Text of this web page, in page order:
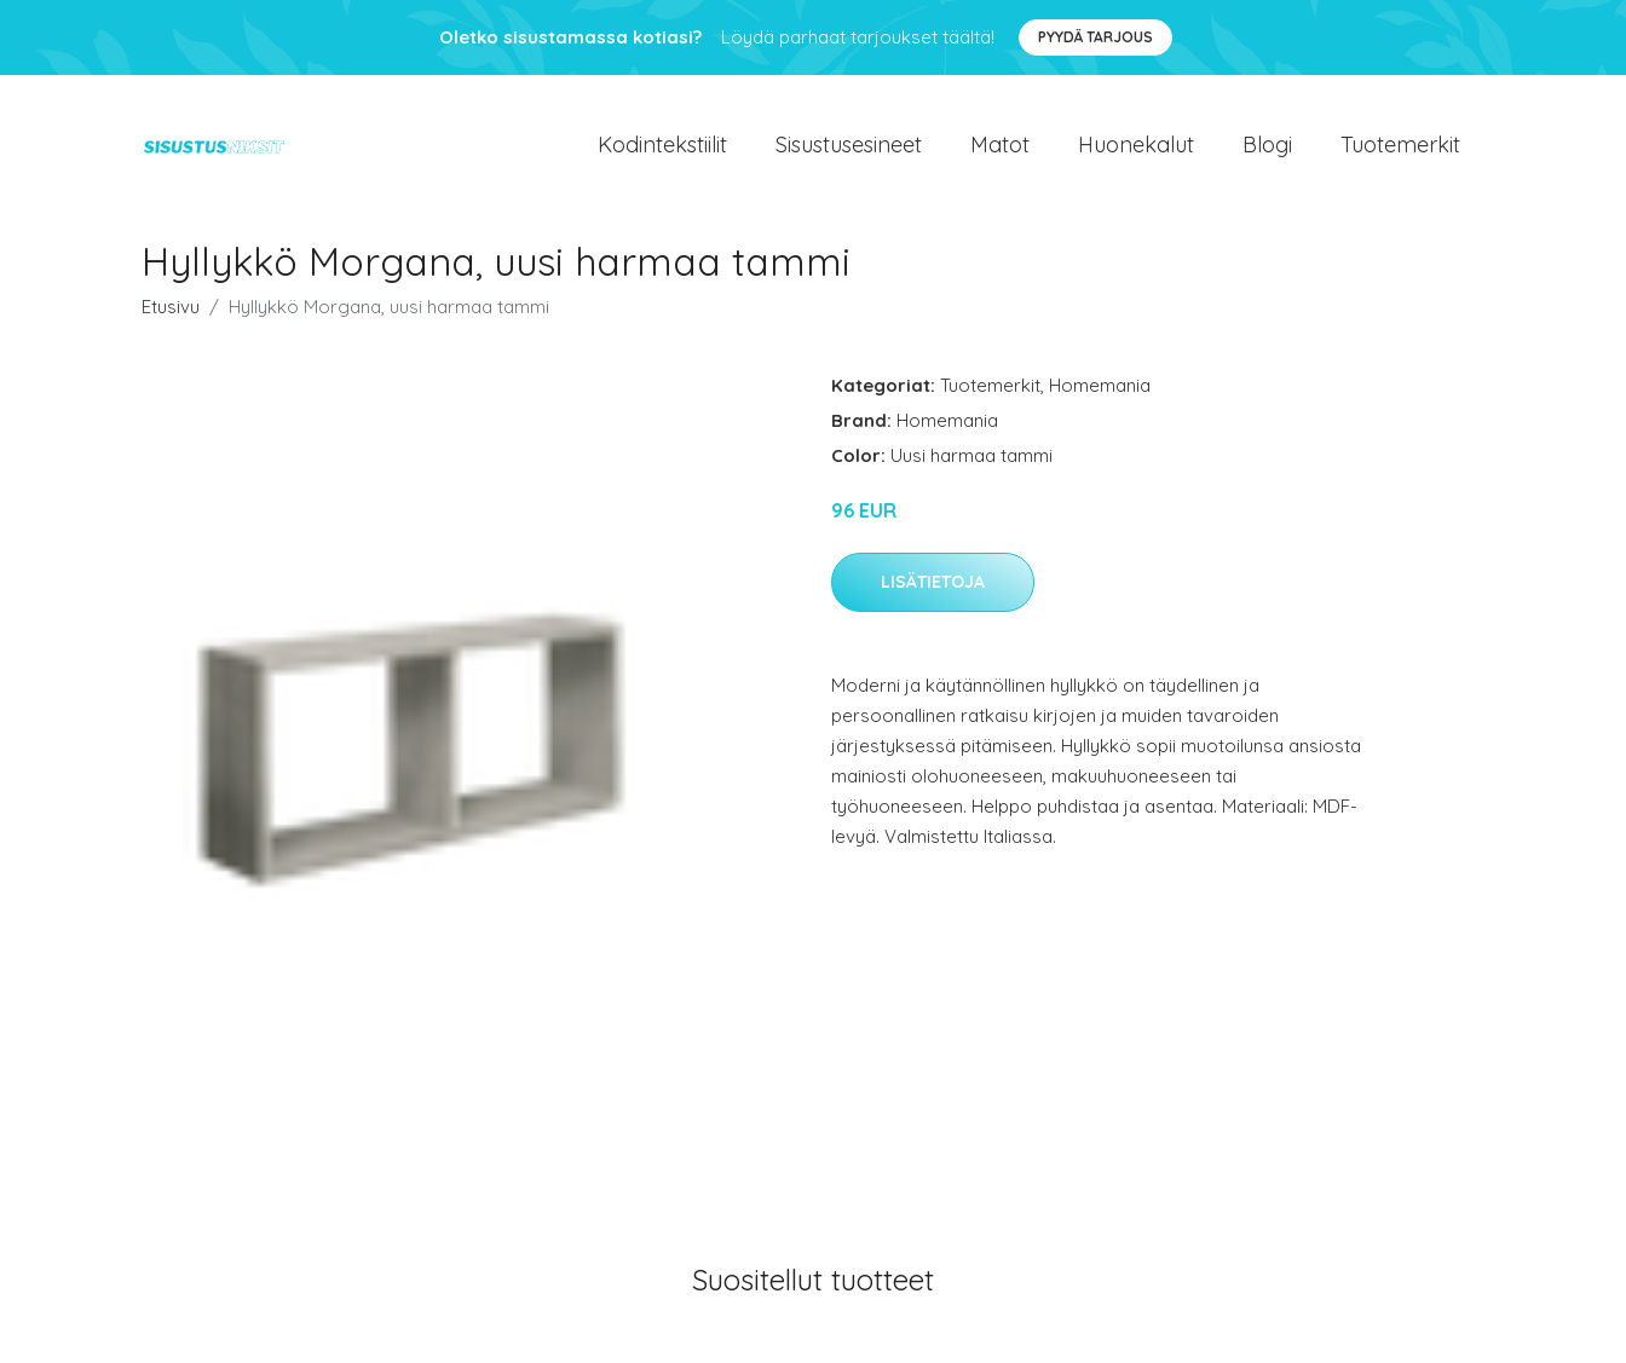
Oletko sisustamassa kotiasi? Löydä parhaat tarjoukset täältä! PYYDÄ TARJOUS
Kodintekstiilit Sisustusesineet Matot Huonekalut Blogi Tuotemerkit
Hyllykkö Morgana, uusi harmaa tammi
Etusivu Hyllykkö Morgana, uusi harmaa tammi
Kategoriat: Tuotemerkit, Homemania
Brand: Homemania
Color: Uusi harmaa tammi
96 EUR
LISÄTIETOJA
Moderni ja käytännöllinen hyllykkö on täydellinen ja
persoonallinen ratkaisu kirjojen ja muiden tavaroiden
järjestyksessä pitämiseen. Hyllykkö sopii muotoilunsa ansiosta
mainiosti olohuoneeseen, makuuhuoneeseen tai
työhuoneeseen. Helppo puhdistaa ja asentaa. Materiaali: MDF-
levyä. Valmistettu Italiassa.
Suositellut tuotteet